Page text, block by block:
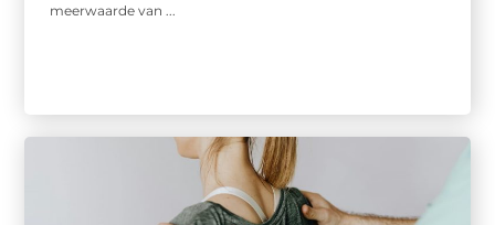
meerwaarde van ...